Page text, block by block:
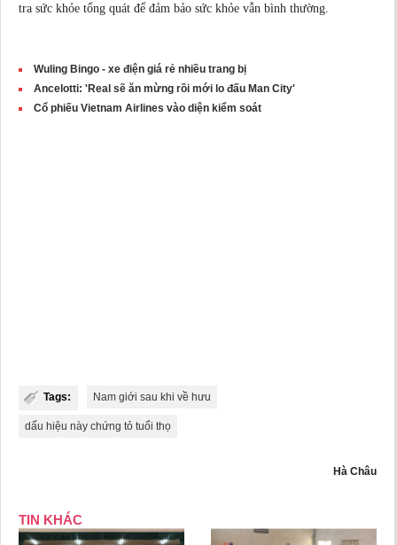
tra sức khỏe tổng quát để đảm bảo sức khỏe vẫn bình thường.
Wuling Bingo - xe điện giá rẻ nhiều trang bị
Ancelotti: 'Real sẽ ăn mừng rồi mới lo đấu Man City'
Cổ phiếu Vietnam Airlines vào diện kiểm soát
Tags: Nam giới sau khi về hưu
dấu hiệu này chứng tỏ tuổi thọ
Hà Châu
TIN KHÁC